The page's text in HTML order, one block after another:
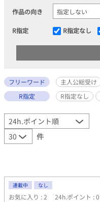
作品の向き
R指定 R指定なし
フリーワード
主人公総受け
R指定
R指定なし
件
連載中 なし
お気に入り : 2 24h.ポイント : 0